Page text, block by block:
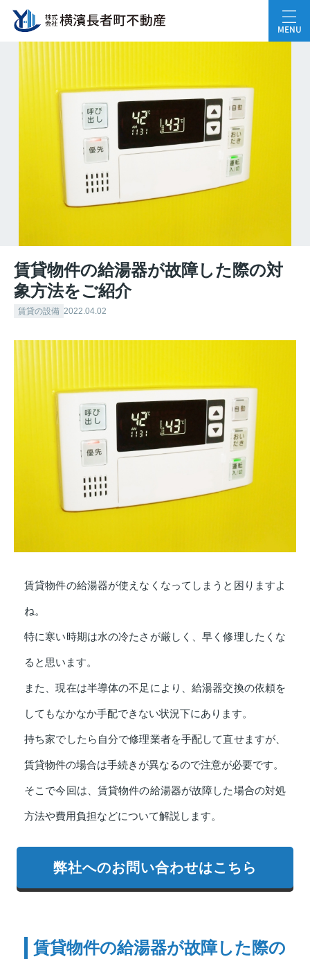
MENU
賃貸物件の給湯器が故障した際の対
象方法をご紹介
賃貸の設備 2022.04.02
賃貸物件の給湯器が使えなくなってしまうと困りますよ
ね。
特に寒い時期は水の冷たさが厳しく、早く修理したくな
ると思います。
また、現在は半導体の不足により、給湯器交換の依頼を
してもなかなか手配できない状況下にあります。
持ち家でしたら自分で修理業者を手配して直せますが、
賃貸物件の場合は手続きが異なるので注意が必要です。
そこで今回は、賃貸物件の給湯器が故障した場合の対処
方法や費用負担などについて解説します。
弊社へのお問い合わせはこちら
賃貸物件の給湯器が故障した際の